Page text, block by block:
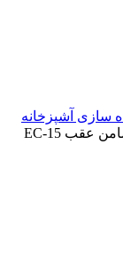
سازی آشپزخانه